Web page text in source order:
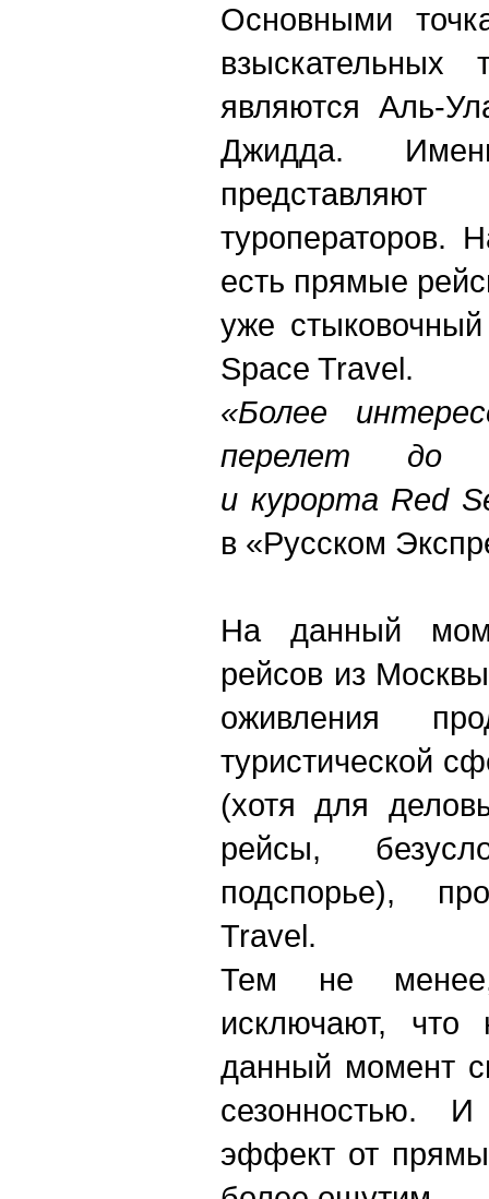
Основными
взыскательных
являются Аль-
Джидда.
туроператоров.
есть прямые
уже
Space Travel.
«Более
перелет до
и курорта Red
в «Русском
На данный
рейсов из
оживления
туристической
(хотя для
рейсы,
подспорье),
Travel.
Тем не
исключают, что
данный момент
сезонностью.
эффект от